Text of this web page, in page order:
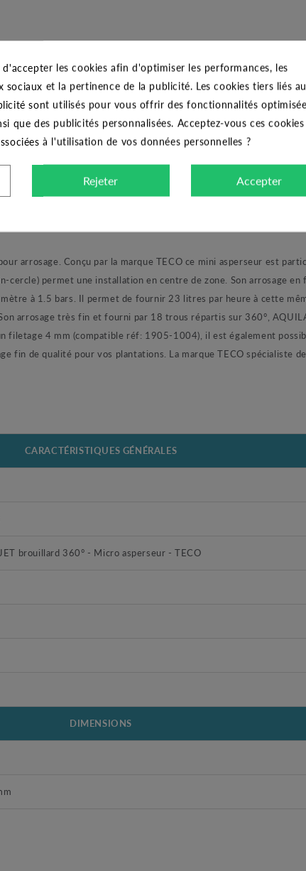
arrosage. Conçu par la marque TECO ce mini asperseur est
cercle) permet une installation en centre de zone. Son arrosage
à 1.5 bars. Il permet de fournir 23 litres par heure à cette
arrosage très fin et fourni par 18 trous répartis sur 360°,
filetage 4 mm (compatible réf: 1905-1004), il est également
fin de qualité pour vos plantations. La marque TECO spécialiste
CARACTÉRISTIQUES GÉNÉRALES
brouillard 360° - Micro asperseur - TECO
DIMENSIONS
d'accepter les cookies afin d'optimiser les performances, les
sociaux et la pertinence de la publicité. Les cookies tiers liés
sont utilisés pour vous offrir des fonctionnalités
que des publicités personnalisées. Acceptez-vous ces cookies
à l'utilisation de vos données personnelles ?
Rejeter Accepter